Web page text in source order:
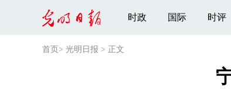
时政 国际 时评
首页 > 光明日报 > 正文